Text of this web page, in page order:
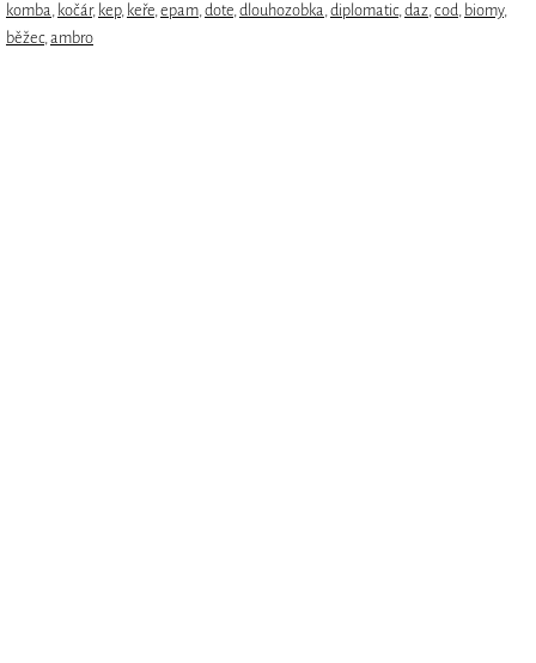
komba, kočár, kep, keře,epam,dote,dlouhozobka,diplomatic,daz,cod, biomy,
běžec,ambro